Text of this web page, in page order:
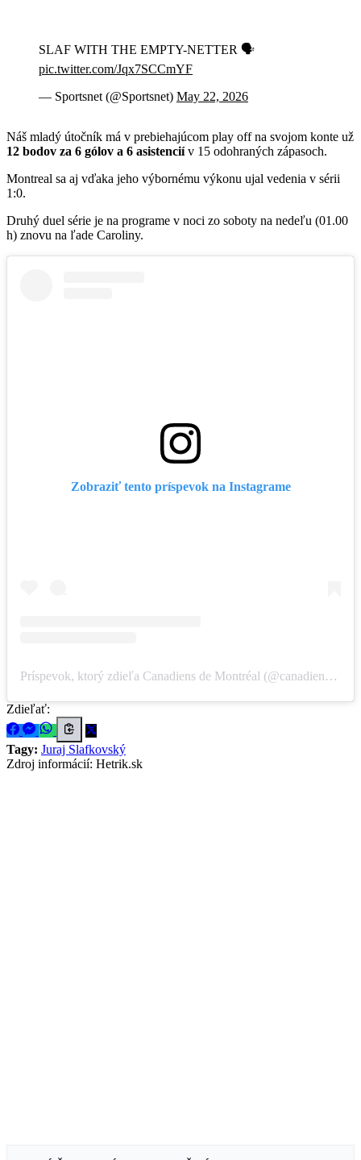
SLAF WITH THE EMPTY-NETTER 🗣️
pic.twitter.com/Jqx7SCCmYF
— Sportsnet (@Sportsnet) May 22, 2026
Náš mladý útočník má v prebiehajúcom play off na svojom konte už
12 bodov za 6 gólov a 6 asistenciív 15 odohraných zápasoch.
Montreal sa aj vďaka jeho výbornému výkonu ujal vedenia v sérii
1:0.
Druhý duel série je na programe v noci zo soboty na nedeľu (01.00
h) znovu na ľade Caroliny.
Zobraziť tento príspevok na Instagrame
Príspevok, ktorý zdieľa Canadiens de Montréal (@canadiensmtl)
Zdieľať:
Tagy: Juraj Slafkovský
Zdroj informácií: Hetrik.sk